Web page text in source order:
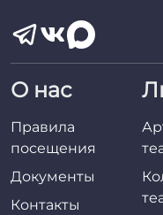
О нас
Правила
посещения
Документы
Контакты